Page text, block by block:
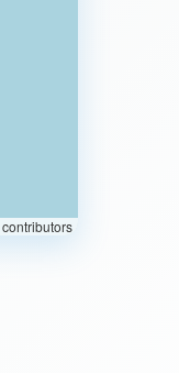
contributors